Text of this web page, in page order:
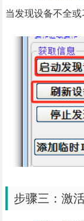
当发现设备不全或
步骤三：激